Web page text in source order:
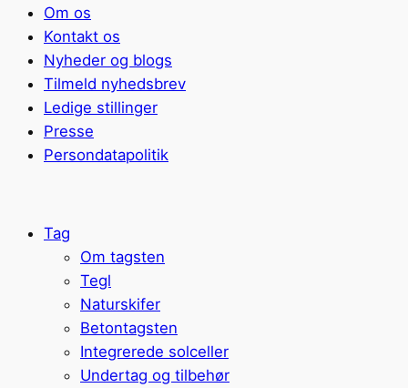
Om os
Kontakt os
Nyheder og blogs
Tilmeld nyhedsbrev
Ledige stillinger
Presse
Persondatapolitik
Tag
Om tagsten
Tegl
Naturskifer
Betontagsten
Integrerede solceller
Undertag og tilbehør